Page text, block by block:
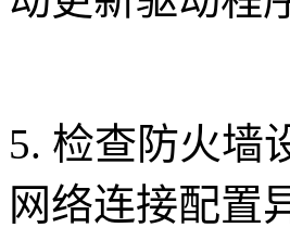
5. 检查防火墙
网络连接配置